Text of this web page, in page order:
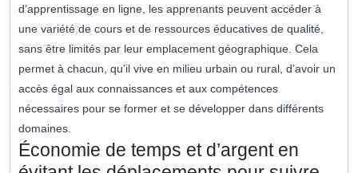
d’apprentissage en ligne, les apprenants peuvent accéder à
une variété de cours et de ressources éducatives de qualité,
sans être limités par leur emplacement géographique. Cela
permet à chacun, qu’il vive en milieu urbain ou rural, d’avoir un
accès égal aux connaissances et aux compétences
nécessaires pour se former et se développer dans différents
domaines.
Économie de temps et d’argent en